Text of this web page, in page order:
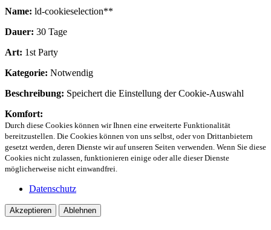
Name: ld-cookieselection**
Dauer: 30 Tage
Art: 1st Party
Kategorie: Notwendig
Beschreibung: Speichert die Einstellung der Cookie-Auswahl
Komfort:
Durch diese Cookies können wir Ihnen eine erweiterte Funktionalität
bereitzustellen. Die Cookies können von uns selbst, oder von Drittanbietern
gesetzt werden, deren Dienste wir auf unseren Seiten verwenden. Wenn Sie diese
Cookies nicht zulassen, funktionieren einige oder alle dieser Dienste
möglicherweise nicht einwandfrei.
Datenschutz
Akzeptieren Ablehnen